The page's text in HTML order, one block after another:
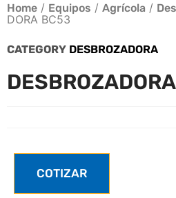
Home / Equipos / Agrícola /
DORA BC53
CATEGORY DESBROZADORA
COTIZAR